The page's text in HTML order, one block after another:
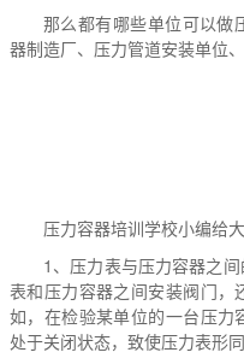
那么都有哪些单位可以做
器制造厂、压力管道安装单位
压力容器培训学校小编给
1、压力表与压力容器之
表和压力容器之间安装阀门，
如，在检验某单位的一台压力
处于关闭状态，致使压力表形同